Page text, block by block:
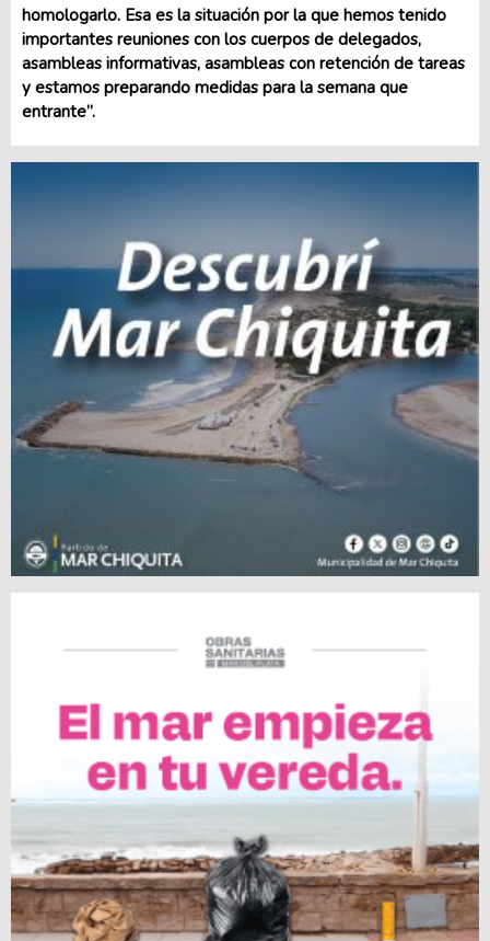
homologarlo. Esa es la situación por la que hemos tenido
importantes reuniones con los cuerpos de delegados,
asambleas informativas, asambleas con retención de tareas
y estamos preparando medidas para la semana que
entrante”.